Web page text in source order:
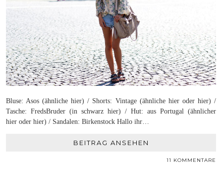
Bluse: Asos (ähnliche hier) / Shorts: Vintage (ähnliche hier oder hier) /
Tasche: FredsBruder (in schwarz hier) / Hut: aus Portugal (ähnlicher
hier oder hier) / Sandalen: Birkenstock Hallo ihr…
BEITRAG ANSEHEN
11 KOMMENTARE